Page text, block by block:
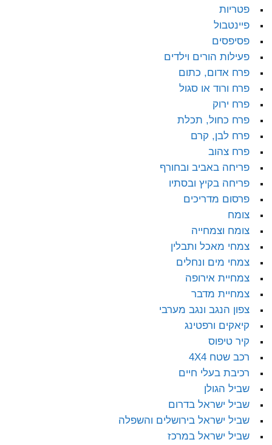
פטריות
פיינטבול
פסיפסים
פעילות הורים וילדים
פרח אדום, כתום
פרח ורוד או סגול
פרח ירוק
פרח כחול, תכלת
פרח לבן, קרם
פרח צהוב
פריחה באביב ובחורף
פריחה בקיץ ובסתיו
פרסום מדריכים
צומח
צומח וצמחייה
צמחי מאכל ותבלין
צמחי מים ונחלים
צמחיית אירופה
צמחיית מדבר
צפון הנגב ונגב מערבי
קיאקים ורפטינג
קיר טיפוס
רכב שטח 4X4
רכיבת בעלי חיים
שביל הגולן
שביל ישראל בדרום
שביל ישראל בירושלים והשפלה
שביל ישראל במרכז